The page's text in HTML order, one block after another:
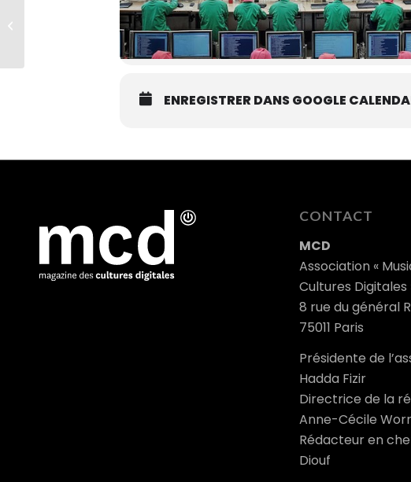
ENREGISTRER DANS GOOGLE
CONTACT
MCD
Association «
Cultures Digitales
8 rue du général
75011 Paris
Présidente de
Hadda Fizir
Directrice de la
Anne-Cécile
Rédacteur en
Diouf
La Vie De L’espace